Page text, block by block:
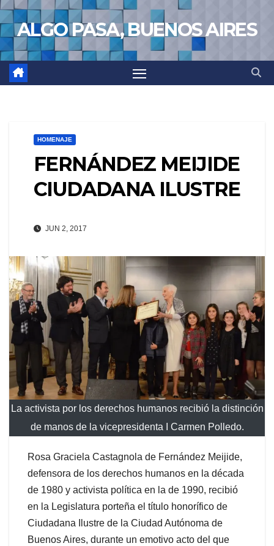
Saltar
al
contenido
ALGO PASA, BUENOS AIRES
HOMENAJE
FERNÁNDEZ MEIJIDE
CIUDADANA ILUSTRE
JUN 2, 2017
La activista por los derechos humanos recibió la distinción
de manos de la vicepresidenta I Carmen Polledo.
Rosa Graciela Castagnola de Fernández Meijide,
defensora de los derechos humanos en la década
de 1980 y activista política en la de 1990, recibió
en la Legislatura porteña el título honorífico de
Ciudadana Ilustre de la Ciudad Autónoma de
Buenos Aires, durante un emotivo acto del que